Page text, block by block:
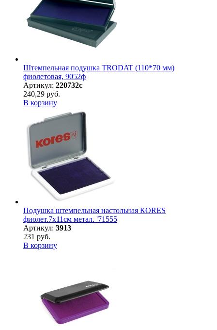
Штемпельная подушка TRODAT (110*70 мм)
фиолетовая, 9052ф
Артикул: 220732с
240,29 руб.
В корзину
Подушка штемпельная настольная КORES
фиолет.7х11см метал. '71555
Артикул: 3913
231 руб.
В корзину